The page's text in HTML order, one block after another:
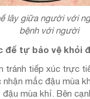
lây giữa người với
bệnh với người
để tự bảo vệ khỏi
tránh tiếp xúc trực
mắc đậu mùa
mùa khỉ. Bên